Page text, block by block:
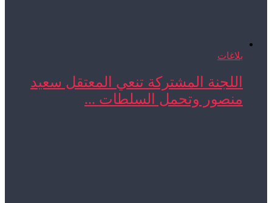
بلاغات
اللجنة المشتركة تنعي المعتقل سعيد
منصور وتحمل السلطات ...